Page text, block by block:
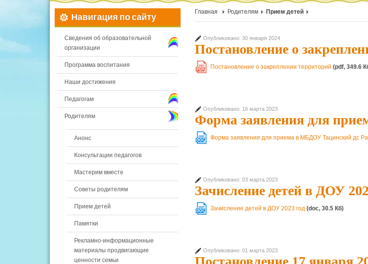
Главная Родителям Прием детей
Опубликовано: 30 января 2024
Постановление о
PDF Постановление о закреплении территорий(pdf, 349.6
Опубликовано: 16 марта 2023
Форма заявления для
DOC Форма заявления для приема в МБДОУ Тацинский дс
Опубликовано: 03 марта 2023
Зачисление детей в ДОУ
DOC Зачисление детей в ДОУ 2023 год(doc, 30.5 Кб)
Опубликовано: 01 марта 2023
Навигация по сайту
Сведения об образовательной
организации
Программа воспитания
Наши достижения
Педагогам
Родителям
Анонс
Консультации педагогов
Мастерим вместе
Советы родителям
Прием детей
Памятки
Рекламно-информационные
материалы продвигающие
ценности семьи